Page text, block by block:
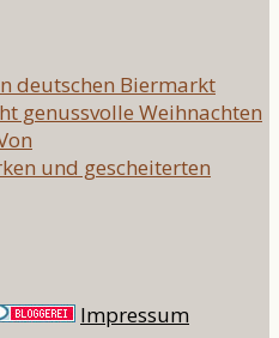
deutschen Biermarkt
genussvolle Weihnachten
und gescheiterten
Impressum